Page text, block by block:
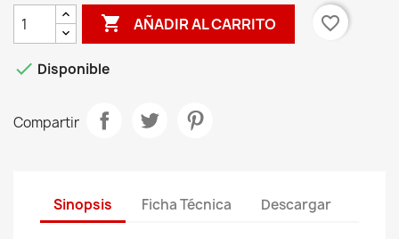
 AÑADIR AL CARRITO favorite_border
 Disponible
Compartir
Sinopsis Ficha Técnica Descargar